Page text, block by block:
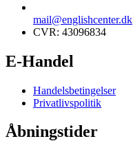
mail@englishcenter.dk
CVR: 43096834
E-Handel
Handelsbetingelser
Privatlivspolitik
Åbningstider